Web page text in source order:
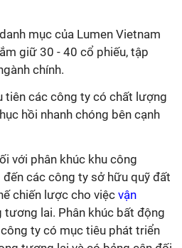
mục của Lumen Vietnam
giữ 30 - 40 cổ phiếu, tập
chính.
tiên các công ty có chất lượng
hồi nhanh chóng bên cạnh
với phân khúc khu công
các công ty sở hữu quỹ đất
chiến lược cho việc vận
tương lai. Phân khúc bất động
ty có mục tiêu phát triển